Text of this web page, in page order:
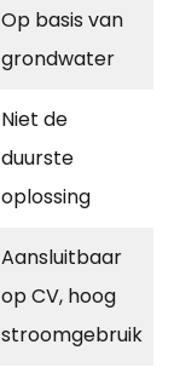
Op basis van
grondwater
Niet de
duurste
oplossing
Aansluitbaar
op CV, hoog
stroomgebruik